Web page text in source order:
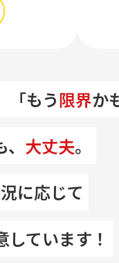
「もう限界か
大丈夫。
に応じて
しています！